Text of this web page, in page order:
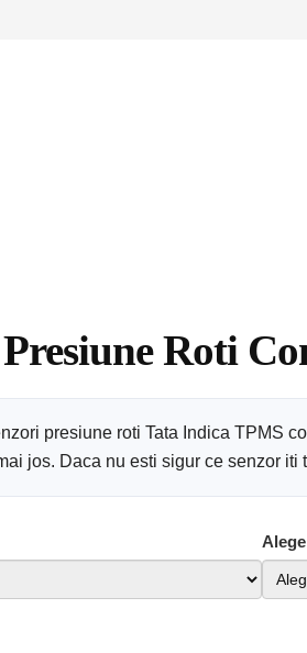
Roti
presiune roti Tata Indica TPMS
jos. Daca nu esti sigur ce senzor